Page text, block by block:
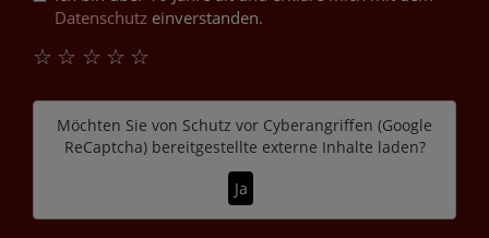
Datenschutz einverstanden.
☆
☆
☆
☆
☆
Möchten Sie von Schutz vor Cyberangriffen (Google
ReCaptcha)bereitgestellte externe Inhalte laden?
Ja